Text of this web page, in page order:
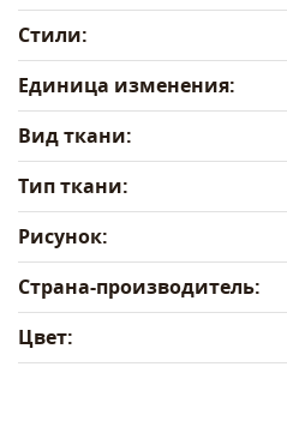
Стили:
Единица изменения:
Вид ткани:
Тип ткани:
Рисунок:
Страна-производитель:
Цвет: